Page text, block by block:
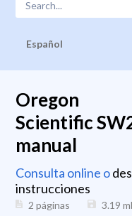
Español
Oregon
Scientific
manual
Consulta online o
instrucciones
2 páginas 3.19